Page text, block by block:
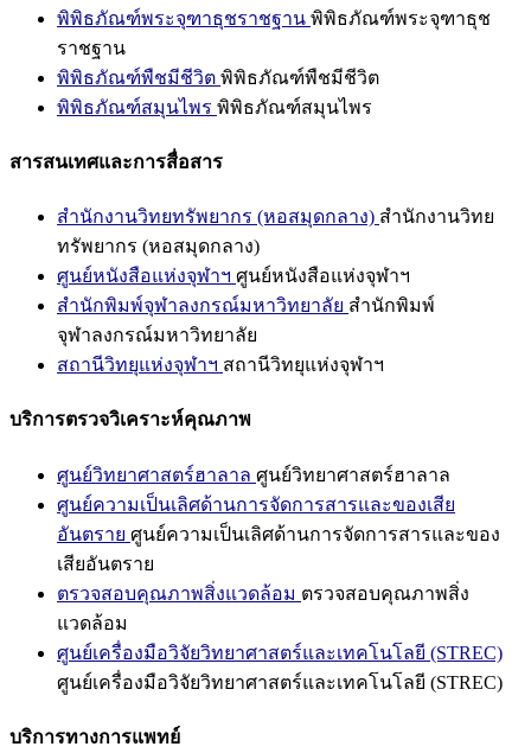
พิพิธภัณฑ์พระจุฑาธุชราชฐาน พิพิธภัณฑ์พระจุฑาธุช
ราชฐาน
พิพิธภัณฑ์พืชมีชีวิต พิพิธภัณฑ์พืชมีชีวิต
พิพิธภัณฑ์สมุนไพร พิพิธภัณฑ์สมุนไพร
สารสนเทศและการสื่อสาร
สำนักงานวิทยทรัพยากร (หอสมุดกลาง) สำนักงานวิทย
ทรัพยากร (หอสมุดกลาง)
ศูนย์หนังสือแห่งจุฬาฯ ศูนย์หนังสือแห่งจุฬาฯ
สำนักพิมพ์จุฬาลงกรณ์มหาวิทยาลัย สำนักพิมพ์
จุฬาลงกรณ์มหาวิทยาลัย
สถานีวิทยุแห่งจุฬาฯ สถานีวิทยุแห่งจุฬาฯ
บริการตรวจวิเคราะห์คุณภาพ
ศูนย์วิทยาศาสตร์ฮาลาล ศูนย์วิทยาศาสตร์ฮาลาล
ศูนย์ความเป็นเลิศด้านการจัดการสารและของเสีย
อันตราย ศูนย์ความเป็นเลิศด้านการจัดการสารและของ
เสียอันตราย
ตรวจสอบคุณภาพสิ่งแวดล้อม ตรวจสอบคุณภาพสิ่ง
แวดล้อม
ศูนย์เครื่องมือวิจัยวิทยาศาสตร์และเทคโนโลยี (STREC)
ศูนย์เครื่องมือวิจัยวิทยาศาสตร์และเทคโนโลยี (STREC)
บริการทางการแพทย์